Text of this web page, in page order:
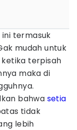
termasuk
mudah untuk
terpisah
maka di
bahwa setia
tidak
lebih